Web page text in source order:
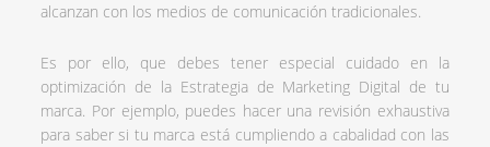
alcanzan con los medios de comunicación tradicionales.
Es por ello, que debes tener especial cuidado en la
optimización de la Estrategia de Marketing Digital de tu
marca. Por ejemplo, puedes hacer una revisión exhaustiva
para saber si tu marca está cumpliendo a cabalidad con las